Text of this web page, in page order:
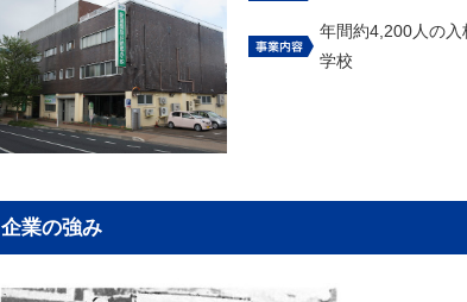
年間約4,200人の
学校
企業の強み